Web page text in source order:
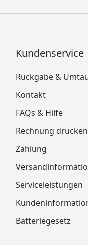
Kundenservice
Rückgabe &
Kontakt
FAQs & Hilfe
Rechnung drucken
Zahlung
Serviceleistungen
Batteriegesetz